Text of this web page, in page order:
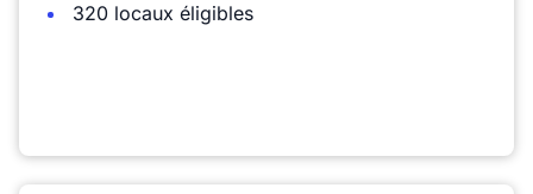
320 locaux éligibles